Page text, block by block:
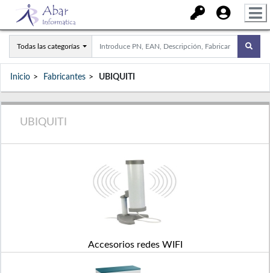
Todas las categorías
Inicio Fabricantes UBIQUITI
UBIQUITI
Accesorios redes WIFI